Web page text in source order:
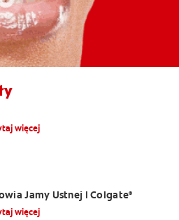
więcej
Jamy Ustnej | Colgate®
więcej